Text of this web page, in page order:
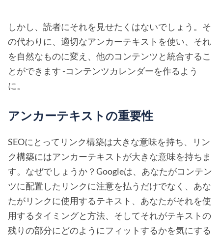
しかし、読者にそれを見せたくはないでしょう。そ
の代わりに、適切なアンカーテキストを使い、それ
を自然なものに変え、他のコンテンツと統合するこ
とができます -コンテンツカレンダーを作るよう
に。
アンカーテキストの重要性
SEOにとってリンク構築は大きな意味を持ち、リン
ク構築にはアンカーテキストが大きな意味を持ちま
す。なぜでしょうか？Googleは、あなたがコンテン
ツに配置したリンクに注意を払うだけでなく、あな
たがリンクに使用するテキスト、あなたがそれを使
用するタイミングと方法、そしてそれがテキストの
残りの部分にどのようにフィットするかを気にする